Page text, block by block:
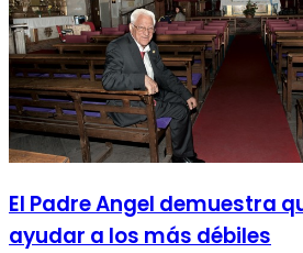
El Padre Angel demuestra
ayudar a los más débiles